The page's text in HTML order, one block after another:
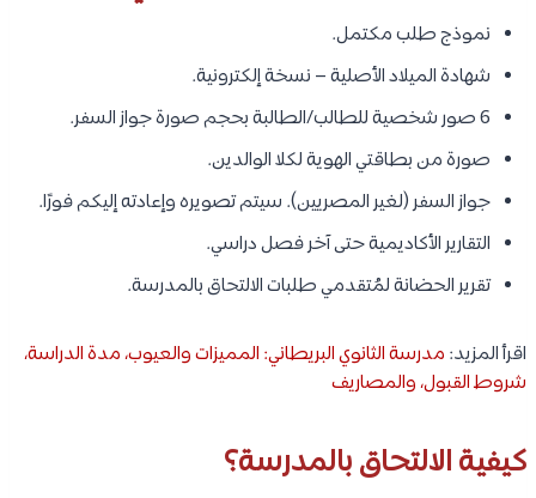
نموذج طلب مكتمل.
شهادة الميلاد الأصلية – نسخة إلكترونية.
6 صور شخصية للطالب/الطالبة بحجم صورة جواز السفر.
صورة من بطاقتي الهوية لكلا الوالدين.
جواز السفر (لغير المصريين). سيتم تصويره وإعادته إليكم فورًا.
التقارير الأكاديمية حتى آخر فصل دراسي.
تقرير الحضانة لمُتقدمي طلبات الالتحاق بالمدرسة.
اقرأ المزيد: مدرسة الثانوي البريطاني: المميزات والعيوب، مدة الدراسة،
شروط القبول، والمصاريف
كيفية الالتحاق بالمدرسة؟